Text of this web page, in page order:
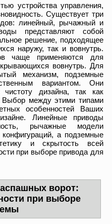
устройства управления,
Существует три
линейный, рычажный и
представляют собой
решение, подходящее
наружу, так и вовнутрь.
чаще применяются для
вовнутрь. Для
механизм, подземные
вариантом. Они
чистоту дизайна, так как
между этими типами
особенностей Ваших
Линейные приводы
рычажные модели
а подземные
и скрытость всей
при выборе привода для
ворот:
при выборе